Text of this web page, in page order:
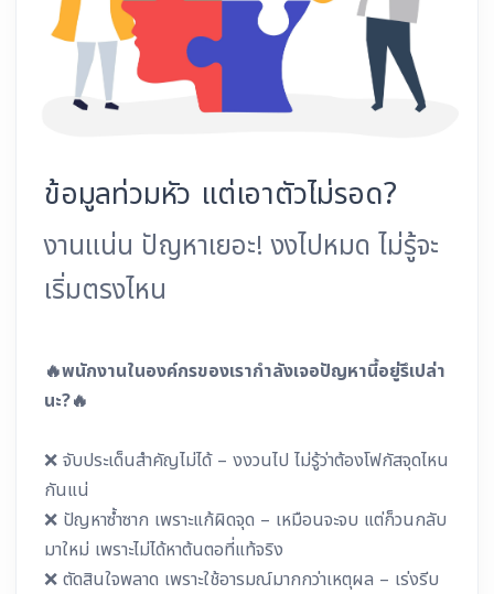
ข้อมูลท่วมหัว แต่เอาตัวไม่รอด?
งานแน่น ปัญหาเยอะ! งงไปหมด ไม่รู้จะ
เริ่มตรงไหน
🔥พนักงานในองค์กรของเรากำลังเจอปัญหานี้อยู่รึเปล่า
นะ?🔥
❌ จับประเด็นสำคัญไม่ได้ – งงวนไป ไม่รู้ว่าต้องโฟกัสจุดไหน
กันแน่
❌ ปัญหาซ้ำซาก เพราะแก้ผิดจุด – เหมือนจะจบ แต่ก็วนกลับ
มาใหม่ เพราะไม่ได้หาต้นตอที่แท้จริง
❌ ตัดสินใจพลาด เพราะใช้อารมณ์มากกว่าเหตุผล – เร่งรีบ